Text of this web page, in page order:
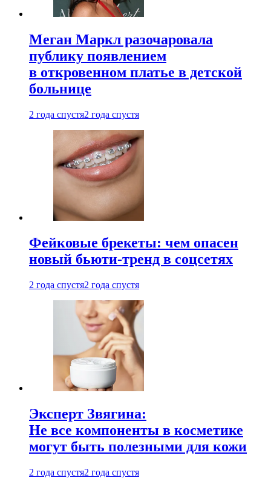
Меган Маркл разочаровала
публику появлением
в откровенном платье в детской
больнице
2 года спустя2 года спустя
Фейковые брекеты: чем опасен
новый бьюти-тренд в соцсетях
2 года спустя2 года спустя
Эксперт Звягина:
Не все компоненты в косметике
могут быть полезными для кожи
2 года спустя2 года спустя